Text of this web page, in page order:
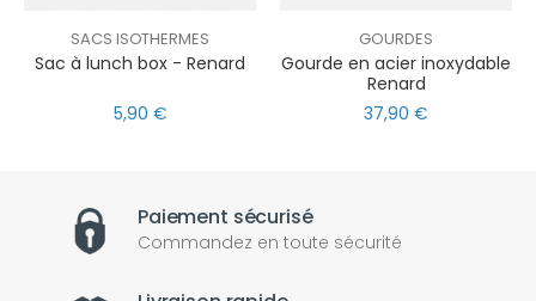
SACS ISOTHERMES
Sac à lunch box - Renard
5,90 €
GOURDES
Gourde en acier inoxydable
Renard
37,90 €
Paiement sécurisé
Commandez en toute sécurité